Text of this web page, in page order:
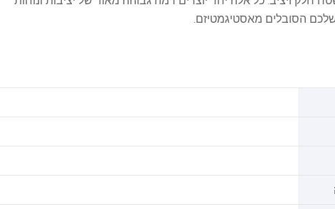
הסובלים מאסטיגמטיזם.